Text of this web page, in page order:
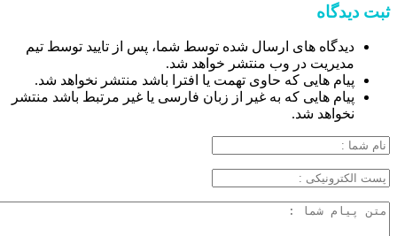
ثبت دیدگاه
دیدگاه های ارسال شده توسط شما، پس از تایید توسط تیم
مدیریت در وب منتشر خواهد شد.
پیام هایی که حاوی تهمت یا افترا باشد منتشر نخواهد شد.
پیام هایی که به غیر از زبان فارسی یا غیر مرتبط باشد منتشر
نخواهد شد.